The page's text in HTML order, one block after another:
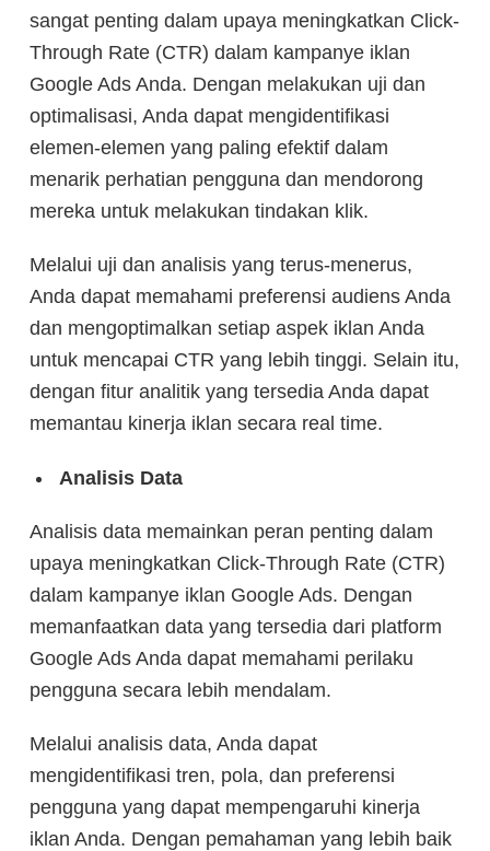
sangat penting dalam upaya meningkatkan Click-
Through Rate (CTR) dalam kampanye iklan
Google Ads Anda. Dengan melakukan uji dan
optimalisasi, Anda dapat mengidentifikasi
elemen-elemen yang paling efektif dalam
menarik perhatian pengguna dan mendorong
mereka untuk melakukan tindakan klik.
Melalui uji dan analisis yang terus-menerus,
Anda dapat memahami preferensi audiens Anda
dan mengoptimalkan setiap aspek iklan Anda
untuk mencapai CTR yang lebih tinggi. Selain itu,
dengan fitur analitik yang tersedia Anda dapat
memantau kinerja iklan secara real time.
Analisis Data
Analisis data memainkan peran penting dalam
upaya meningkatkan Click-Through Rate (CTR)
dalam kampanye iklan Google Ads. Dengan
memanfaatkan data yang tersedia dari platform
Google Ads Anda dapat memahami perilaku
pengguna secara lebih mendalam.
Melalui analisis data, Anda dapat
mengidentifikasi tren, pola, dan preferensi
pengguna yang dapat mempengaruhi kinerja
iklan Anda. Dengan pemahaman yang lebih baik